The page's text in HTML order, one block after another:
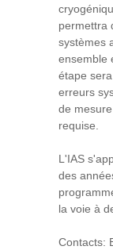
permettra
systèmes
ensemble
étape
erreurs
de
requise.
L'IAS
des
la voie à
Contacts: